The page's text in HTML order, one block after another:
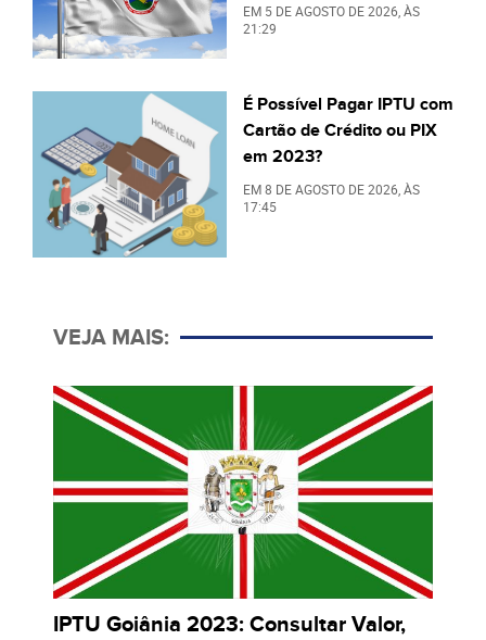
EM 5 DE AGOSTO DE 2026 , ÀS
21:29
É Possível Pagar IPTU com
Cartão de Crédito ou PIX
em 2023?
EM8 DE AGOSTO DE 2026 , ÀS
17:45
VEJA MAIS:
IPTU Goiânia 2023: Consultar Valor,